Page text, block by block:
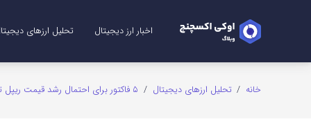
اخبار ارز دیجیتال تحلیل ارزهای
خانه / تحلیل ارزهای دیجیتال / ۵ فاکتور برای احتمال رشد قیمت ریپل تا ۵ دلار در ۵ ماه آینده